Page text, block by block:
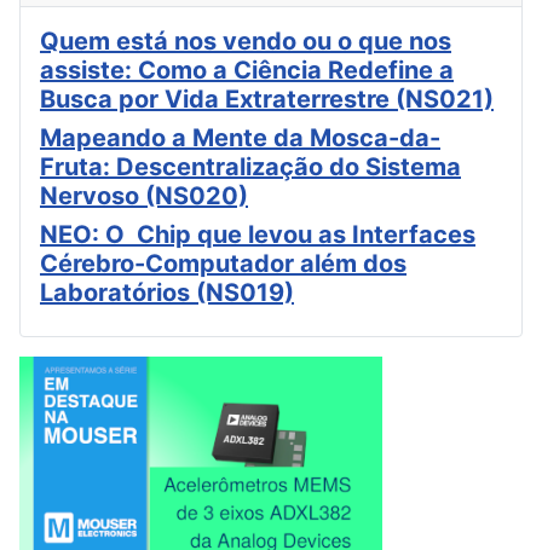
Quem está nos vendo ou o que nos
assiste: Como a Ciência Redefine a
Busca por Vida Extraterrestre (NS021)
Mapeando a Mente da Mosca-da-
Fruta: Descentralização do Sistema
Nervoso (NS020)
NEO: O Chip que levou as Interfaces
Cérebro-Computador além dos
Laboratórios (NS019)